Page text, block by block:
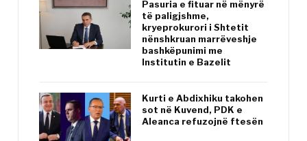
Pasuria e fituar në mënyrë
të paligjshme,
kryeprokurori i Shtetit
nënshkruan marrëveshje
bashkëpunimi me
Institutin e Bazelit
Kurti e Abdixhiku takohen
sot në Kuvend, PDK e
Aleanca refuzojnë ftesën